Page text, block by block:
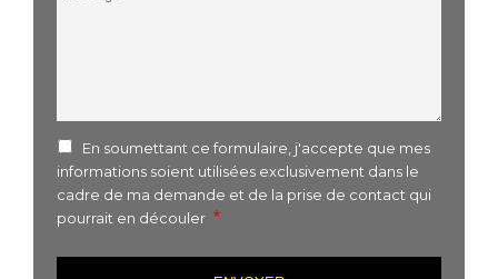
En soumettant ce formulaire, j'accepte que mes
informations soient utilisées exclusivement dans le
cadre de ma demande et de la prise de contact qui
pourrait en découler